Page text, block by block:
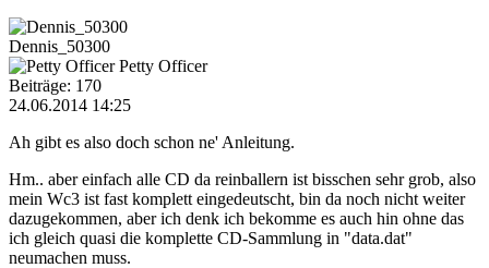
Dennis_50300
Petty Officer
Beiträge: 170
24.06.2014 14:25
Ah gibt es also doch schon ne' Anleitung.
Hm.. aber einfach alle CD da reinballern ist bisschen sehr grob, also
mein Wc3 ist fast komplett eingedeutscht, bin da noch nicht weiter
dazugekommen, aber ich denk ich bekomme es auch hin ohne das
ich gleich quasi die komplette CD-Sammlung in "data.dat"
neumachen muss.